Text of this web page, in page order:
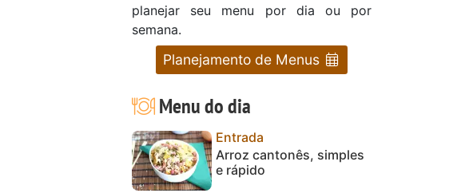
planejar seu menu por dia ou por
semana.
Planejamento de Menus
Menu do dia
Entrada
Arroz cantonês, simples
e rápido